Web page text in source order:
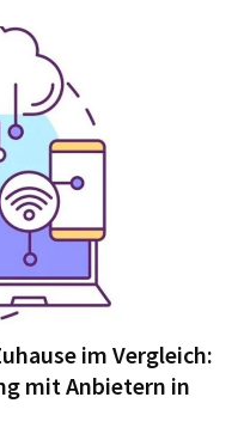
im Vergleich:
mit Anbietern in